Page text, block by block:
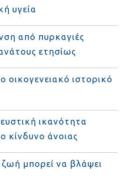
υγεία
από πυρκαγιές
ετησίως
οικογενειακό ιστορικό
ικανότητα
κίνδυνο άνοιας
μπορεί να βλάψει